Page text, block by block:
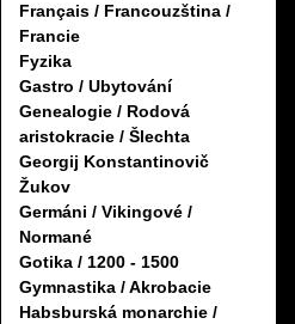
Français / Francouzština /
Francie
Fyzika
Gastro / Ubytování
Genealogie / Rodová
aristokracie / Šlechta
Georgij Konstantinovič
Žukov
Germáni / Vikingové /
Normané
Gotika / 1200 - 1500
Gymnastika / Akrobacie
Habsburská monarchie /